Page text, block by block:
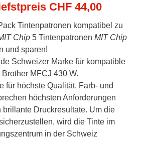
CHF 44,00
Tintenpatronen kompatibel zu
Chip 5 Tintenpatronen MIT Chip
und sparen!
Schweizer Marke für kompatible
MFCJ 430 W.
für höchste Qualität. Farb- und
höchsten Anforderungen
brillante Druckresultate. Um die
wird die Tinte im
in der Schweiz